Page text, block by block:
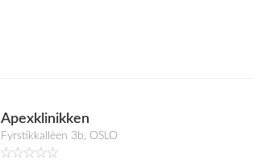
Apexklinikken
Fyrstikkallèen 3b, OSLO